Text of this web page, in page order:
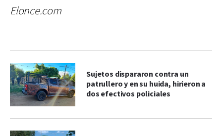
Elonce.com
Sujetos dispararon contra un
patrullero y en su huida, hirieron a
dos efectivos policiales